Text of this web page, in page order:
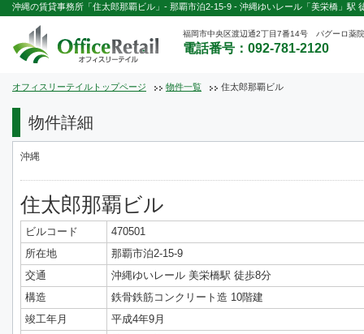
沖縄の賃貸事務所「住太郎那覇ビル」- 那覇市泊2-15-9 - 沖縄ゆいレール「美栄橋」駅
福岡市中央区渡辺通2丁目7番14号 パグーロ薬
電話番号：092-781-2120
オフィスリーテイルトップページ 物件一覧 住太郎那覇ビル
物件詳細
沖縄
住太郎那覇ビル
ビルコード
470501
所在地
那覇市泊2-15-9
交通
沖縄ゆいレール 美栄橋駅 徒歩8分
構造
鉄骨鉄筋コンクリート造 10階建
竣工年月
平成4年9月